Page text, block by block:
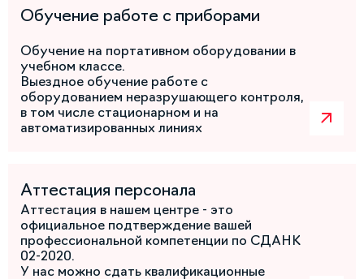
Обучение работе с приборами
Обучение на портативном оборудовании в
учебном классе.
Выездное обучение работе с
оборудованием неразрушающего контроля,
в том числе стационарном и на
автоматизированных линиях
Аттестация персонала
Аттестация в нашем центре - это
официальное подтверждение вашей
профессиональной компетенции по СДАНК
02-2020.
У нас можно сдать квалификационные